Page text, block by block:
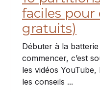
faciles pour
gratuits)
Débuter à la
commencer, c’est
les vidéos
les conseils ...